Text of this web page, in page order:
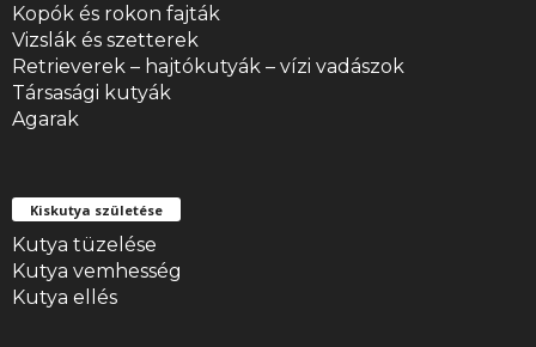
Kopók és rokon fajták
Vizslák és szetterek
Retrieverek – hajtókutyák – vízi vadászok
Társasági kutyák
Agarak
Kiskutya születése
Kutya tüzelése
Kutya vemhesség
Kutya ellés